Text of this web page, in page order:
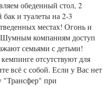
обеденный стол, 2
и туалеты на 2-3
местах! Огонь и
Шумным компаниям доступ
семьями с детьми!
отсутствуют для
всё с собой. Если у Вас нет
"Трансфер" при